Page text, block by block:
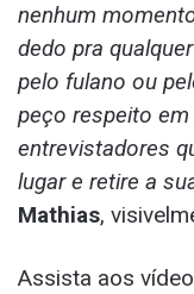
nenhum
dedo pra
pelo fulano ou
peço respeito
entrevistadores
lugar e retire a
Mathias,
Assista aos